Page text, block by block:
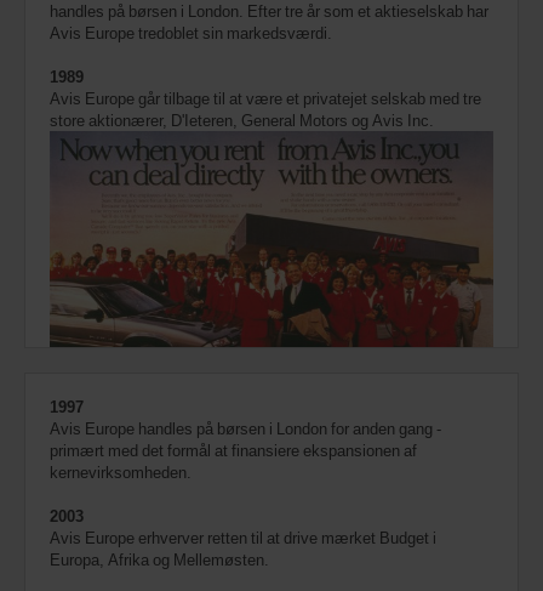
handles på børsen i London. Efter tre år som et aktieselskab har
Avis Europe tredoblet sin markedsværdi.
1989
Avis Europe går tilbage til at være et privatejet selskab med tre
store aktionærer, D'Ieteren, General Motors og Avis Inc.
1997
Avis Europe handles på børsen i London for anden gang -
primært med det formål at finansiere ekspansionen af
kernevirksomheden.
2003
Avis Europe erhverver retten til at drive mærket Budget i
Europa, Afrika og Mellemøsten.